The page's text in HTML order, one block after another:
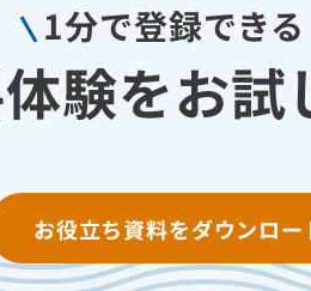
1分で登録できる
験をお試
お役立ち資料をダウンロー